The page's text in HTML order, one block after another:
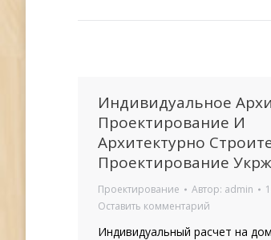
Индивидуальное
Проектирование И
Архитектурно
Проектирование
Проектирование Автор: admin
Оставить комментарий
Индивидуальный расчет на